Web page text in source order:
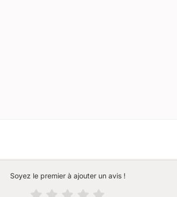
Soyez le premier à ajouter un avis !